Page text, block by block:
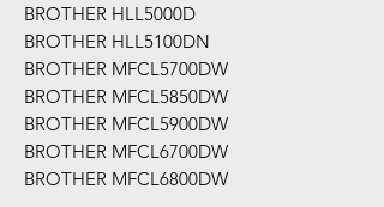
BROTHER HLL5000D
BROTHER HLL5100DN
BROTHER MFCL5700DW
BROTHER MFCL5850DW
BROTHER MFCL5900DW
BROTHER MFCL6700DW
BROTHER MFCL6800DW